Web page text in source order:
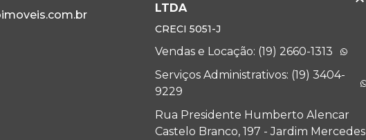
LTDA
CRECI 5051-J
Vendas e Locação: (19) 2660-1313
Serviços Administrativos: (19) 3404-
9229
Rua Presidente Humberto Alencar
Castelo Branco, 197 - Jardim Mercedes